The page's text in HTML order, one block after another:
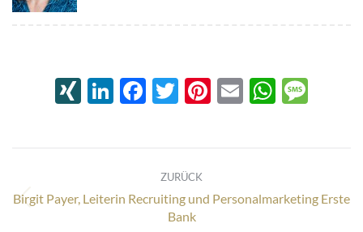
XINGLinkedIn
Facebook
Twitter
Pinterest
Email
ZURÜCK
Vorheriger
Beitrag:
Birgit Payer, Leiterin Recruiting und Personalmarketing Erste
Bank